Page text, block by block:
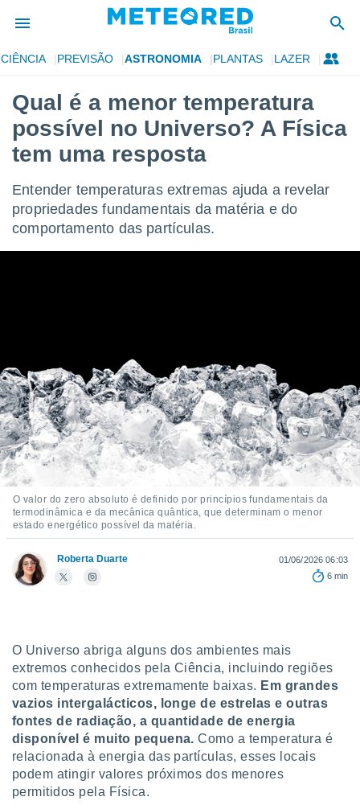
por
para
fornecidas
a este
das
recolhidas
ou
permite-
a nossa
de alta
botão
ao
a
o
no
como
um perfil
lhe
e
com
Pode
ACEITAR
E
CONTINUAR
CONFIGURAÇÕES
CIÊNCIA PREVISÃO ASTRONOMIA PLANTAS LAZER
Qual é a menor temperatura
possível no Universo? A Física
tem uma resposta
Entender temperaturas extremas ajuda a revelar
propriedades fundamentais da matéria e do
comportamento das partículas.
O valor do zero absoluto é definido por princípios fundamentais da
termodinâmica e da mecânica quântica, que determinam o menor
estado energético possível da matéria.
Roberta Duarte
01/06/2026 06:03
6 min
O Universo abriga alguns dos ambientes mais
extremos conhecidos pela Ciência, incluindo regiões
com temperaturas extremamente baixas. Em grandes
vazios intergalácticos, longe de estrelas e outras
fontes de radiação, a quantidade de energia
disponível é muito pequena. Como a temperatura é
relacionada à energia das partículas, esses locais
podem atingir valores próximos dos menores
permitidos pela Física.